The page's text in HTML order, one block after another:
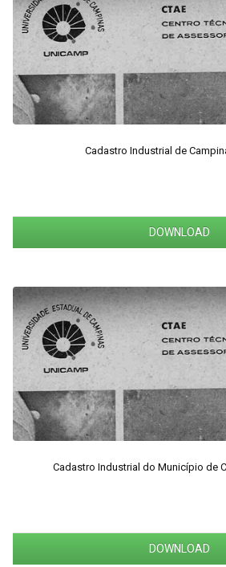
Cadastro Industrial de
DOWNLOAD
Cadastro Industrial do Município de
DOWNLOAD